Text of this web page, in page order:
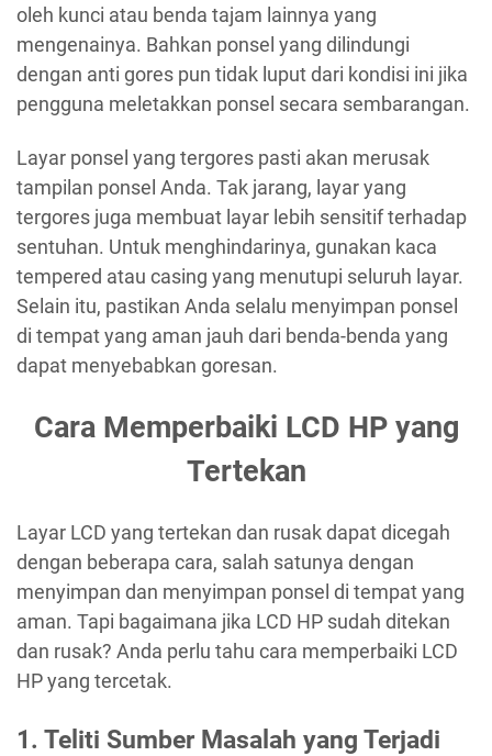
oleh kunci atau benda tajam lainnya yang
mengenainya. Bahkan ponsel yang dilindungi
dengan anti gores pun tidak luput dari kondisi ini jika
pengguna meletakkan ponsel secara sembarangan.
Layar ponsel yang tergores pasti akan merusak
tampilan ponsel Anda. Tak jarang, layar yang
tergores juga membuat layar lebih sensitif terhadap
sentuhan. Untuk menghindarinya, gunakan kaca
tempered atau casing yang menutupi seluruh layar.
Selain itu, pastikan Anda selalu menyimpan ponsel
di tempat yang aman jauh dari benda-benda yang
dapat menyebabkan goresan.
Cara Memperbaiki LCD HP yang
Tertekan
Layar LCD yang tertekan dan rusak dapat dicegah
dengan beberapa cara, salah satunya dengan
menyimpan dan menyimpan ponsel di tempat yang
aman. Tapi bagaimana jika LCD HP sudah ditekan
dan rusak? Anda perlu tahu cara memperbaiki LCD
HP yang tercetak.
1. Teliti Sumber Masalah yang Terjadi